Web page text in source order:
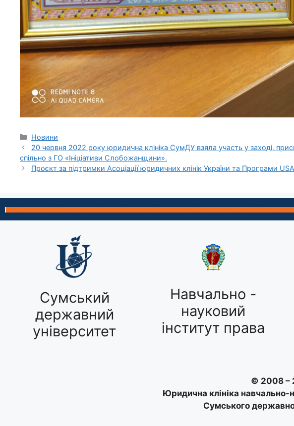
Новини
20 червня 2022 року юридична клініка СумДУ взяла участь у заході,
спільно з ГО «Ініціативи Слобожанщини».
Проєкт за підтримки Асоціації юридичних клінік України та Програми
Сумський
державний
університет
Навчально -
науковий
інститут права
© 2008 –
Юридична клініка навчально-
Сумського